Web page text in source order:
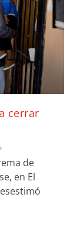
cerrar
de
en El